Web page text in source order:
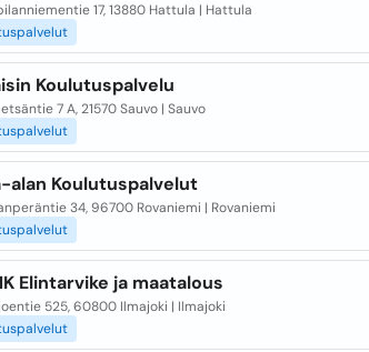
17, 13880 Hattula | Hattula
Koulutuspalvelu
7 A, 21570 Sauvo | Sauvo
alan Koulutuspalvelut
34, 96700 Rovaniemi | Rovaniemi
Elintarvike ja maatalous
525, 60800 Ilmajoki | Ilmajoki